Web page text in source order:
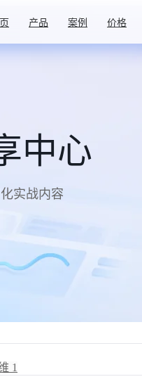
产品 案例 价格
中心
实战内容
1